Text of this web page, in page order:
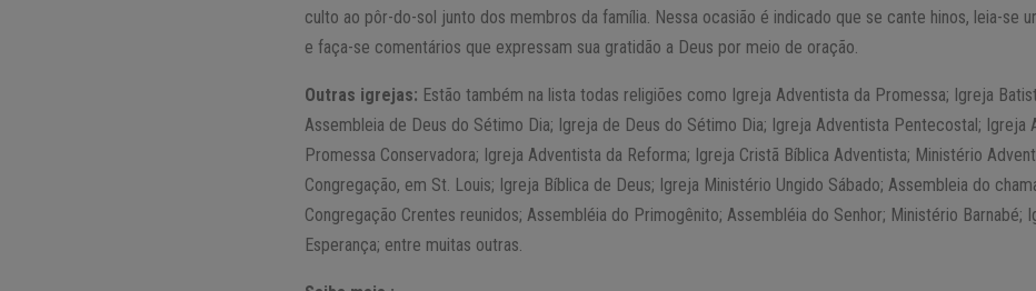
culto ao pôr-do-sol junto dos membros da família. Nessa ocasião é indicado que se cante hinos, leia-se
e faça-se comentários que expressam sua gratidão a Deus por meio de oração.
Outras igrejas: Estão também na lista todas religiões como Igreja Adventista da Promessa; Igreja
Assembleia de Deus do Sétimo Dia; Igreja de Deus do Sétimo Dia; Igreja Adventista Pentecostal; Igreja
Promessa Conservadora; Igreja Adventista da Reforma; Igreja Cristã Bíblica Adventista; Ministério
Congregação, em St. Louis; Igreja Bíblica de Deus; Igreja Ministério Ungido Sábado; Assembleia do
Congregação Crentes reunidos; Assembléia do Primogênito; Assembléia do Senhor; Ministério Barnabé;
Esperança; entre muitas outras.